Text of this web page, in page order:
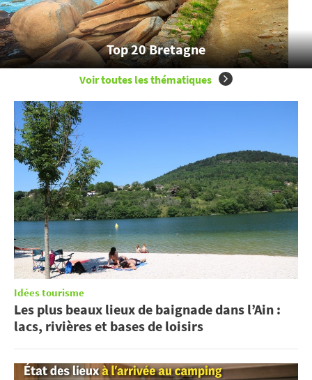
Top 20 Bretagne
Voir toutes les thématiques
Idées tourisme
Les plus beaux lieux de baignade dans l’Ain :
lacs, rivières et bases de loisirs